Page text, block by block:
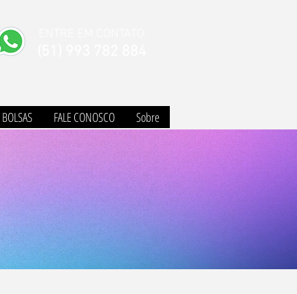
BOLSAS FALE CONOSCO Sobre